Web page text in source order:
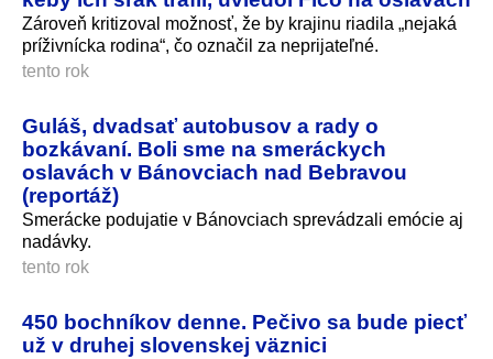
Zároveň kritizoval možnosť, že by krajinu riadila „nejaká
príživnícka rodina“, čo označil za neprijateľné.
tento rok
Guláš, dvadsať autobusov a rady o
bozkávaní. Boli sme na smeráckych
oslavách v Bánovciach nad Bebravou
(reportáž)
Smerácke podujatie v Bánovciach sprevádzali emócie aj
nadávky.
tento rok
450 bochníkov denne. Pečivo sa bude piecť
už v druhej slovenskej väznici